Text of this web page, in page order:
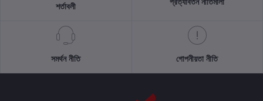
শর্তাবলী
সমর্থন নীতি গোপনীয়তা নীতি